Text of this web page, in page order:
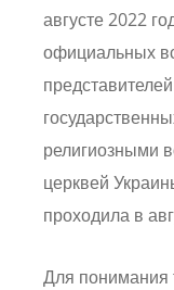
августе 2022
официальных
религиозными
церквей
проходила в
Для понимания